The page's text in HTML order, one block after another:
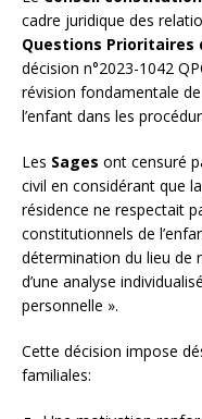
cadre juridique des
Questions
décision n°2023-1042
révision fondamentale
l’enfant dans les
Les Sages ont censuré
civil en considérant que
résidence ne respectait
constitutionnels de
détermination du lieu de
d’une analyse
personnelle ».
Cette décision impose
familiales: